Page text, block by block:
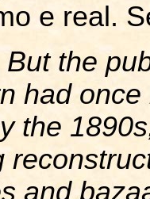
e real.
But the
had
the
and